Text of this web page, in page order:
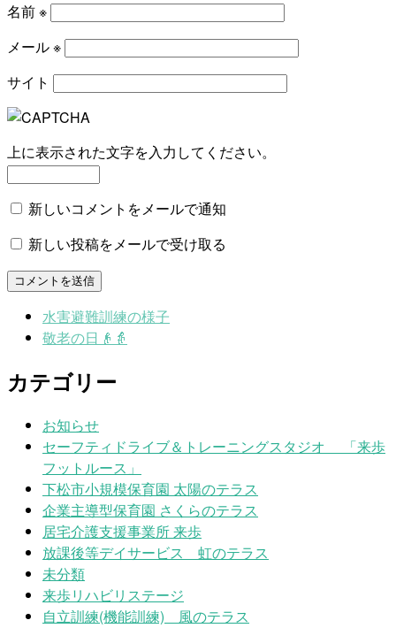
名前※
メール※
サイト
上に表示された文字を入力してください。
新しいコメントをメールで通知
新しい投稿をメールで受け取る
水害避難訓練の様子
敬老の日👴👵
カテゴリー
お知らせ
セーフティドライブ＆トレーニングスタジオ 「来歩
フットルース」
下松市小規模保育園 太陽のテラス
企業主導型保育園 さくらのテラス
居宅介護支援事業所 来歩
放課後等デイサービス 虹のテラス
未分類
来歩リハビリステージ
自立訓練(機能訓練) 風のテラス